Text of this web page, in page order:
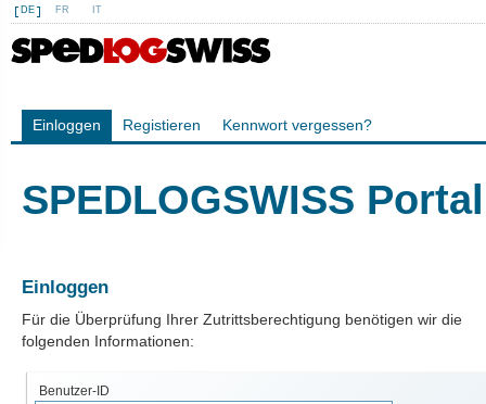
DE FR IT
Einloggen Registieren Kennwort vergessen?
SPEDLOGSWISS Portal
Einloggen
Für die Überprüfung Ihrer Zutrittsberechtigung benötigen wir die
folgenden Informationen:
Benutzer-ID